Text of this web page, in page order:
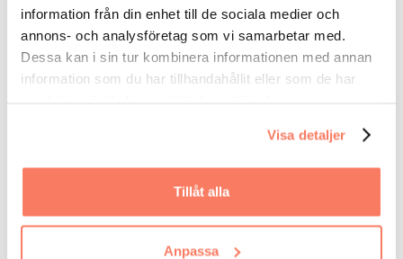
information från din enhet till de sociala medier och
annons- och analysföretag som vi samarbetar med.
Dessa kan i sin tur kombinera informationen med annan
information som du har tillhandahållit eller som de har
Visa detaljer
Tillåt alla
Anpassa
samarbetspartners, betalningar och olika
andra detaljer via en enda intuitiv plattform.